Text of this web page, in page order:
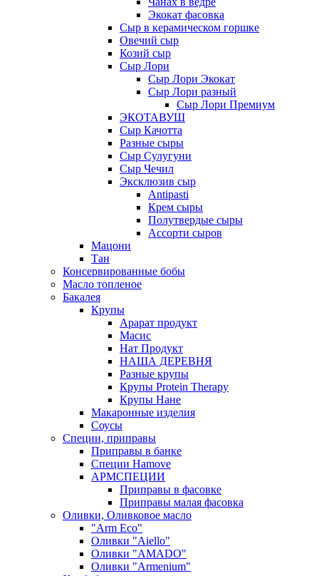
Экокат фасовка
Сыр в керамическом горшке
Овечий сыр
Козий сыр
Сыр Лори
Сыр Лори Экокат
Сыр Лори разный
Сыр Лори Премиум
ЭКОТАВУШ
Сыр Качотта
Разные сыры
Сыр Сулугуни
Сыр Чечил
Эксклюзив сыр
Antipasti
Крем сыры
Полутвердые сыры
Ассорти сыров
Мацони
Тан
Консервированные бобы
Масло топленое
Бакалея
Крупы
Арарат продукт
Масис
Нат Продукт
НАША ДЕРЕВНЯ
Разные крупы
Крупы Protein Therapy
Крупы Нане
Макаронные изделия
Соусы
Специи, приправы
Приправы в банке
Специи Hamove
АРМСПЕЦИИ
Приправы в фасовке
Приправы малая фасовка
Оливки, Оливковое масло
"Arm Eco"
Оливки "Aiello"
Оливки "AMADO"
Оливки "Armenium"